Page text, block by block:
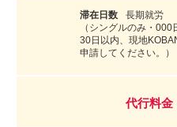
長期就労
（シングルのみ・000
30日以内、現地
申請してください。）